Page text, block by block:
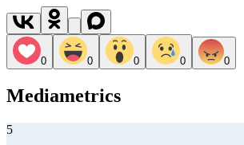
0 0 0 0 0
Mediametrics
5